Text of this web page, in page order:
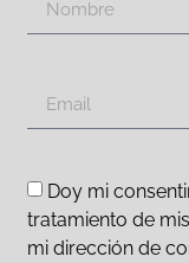
Doy mi
tratamiento de
mi dirección de